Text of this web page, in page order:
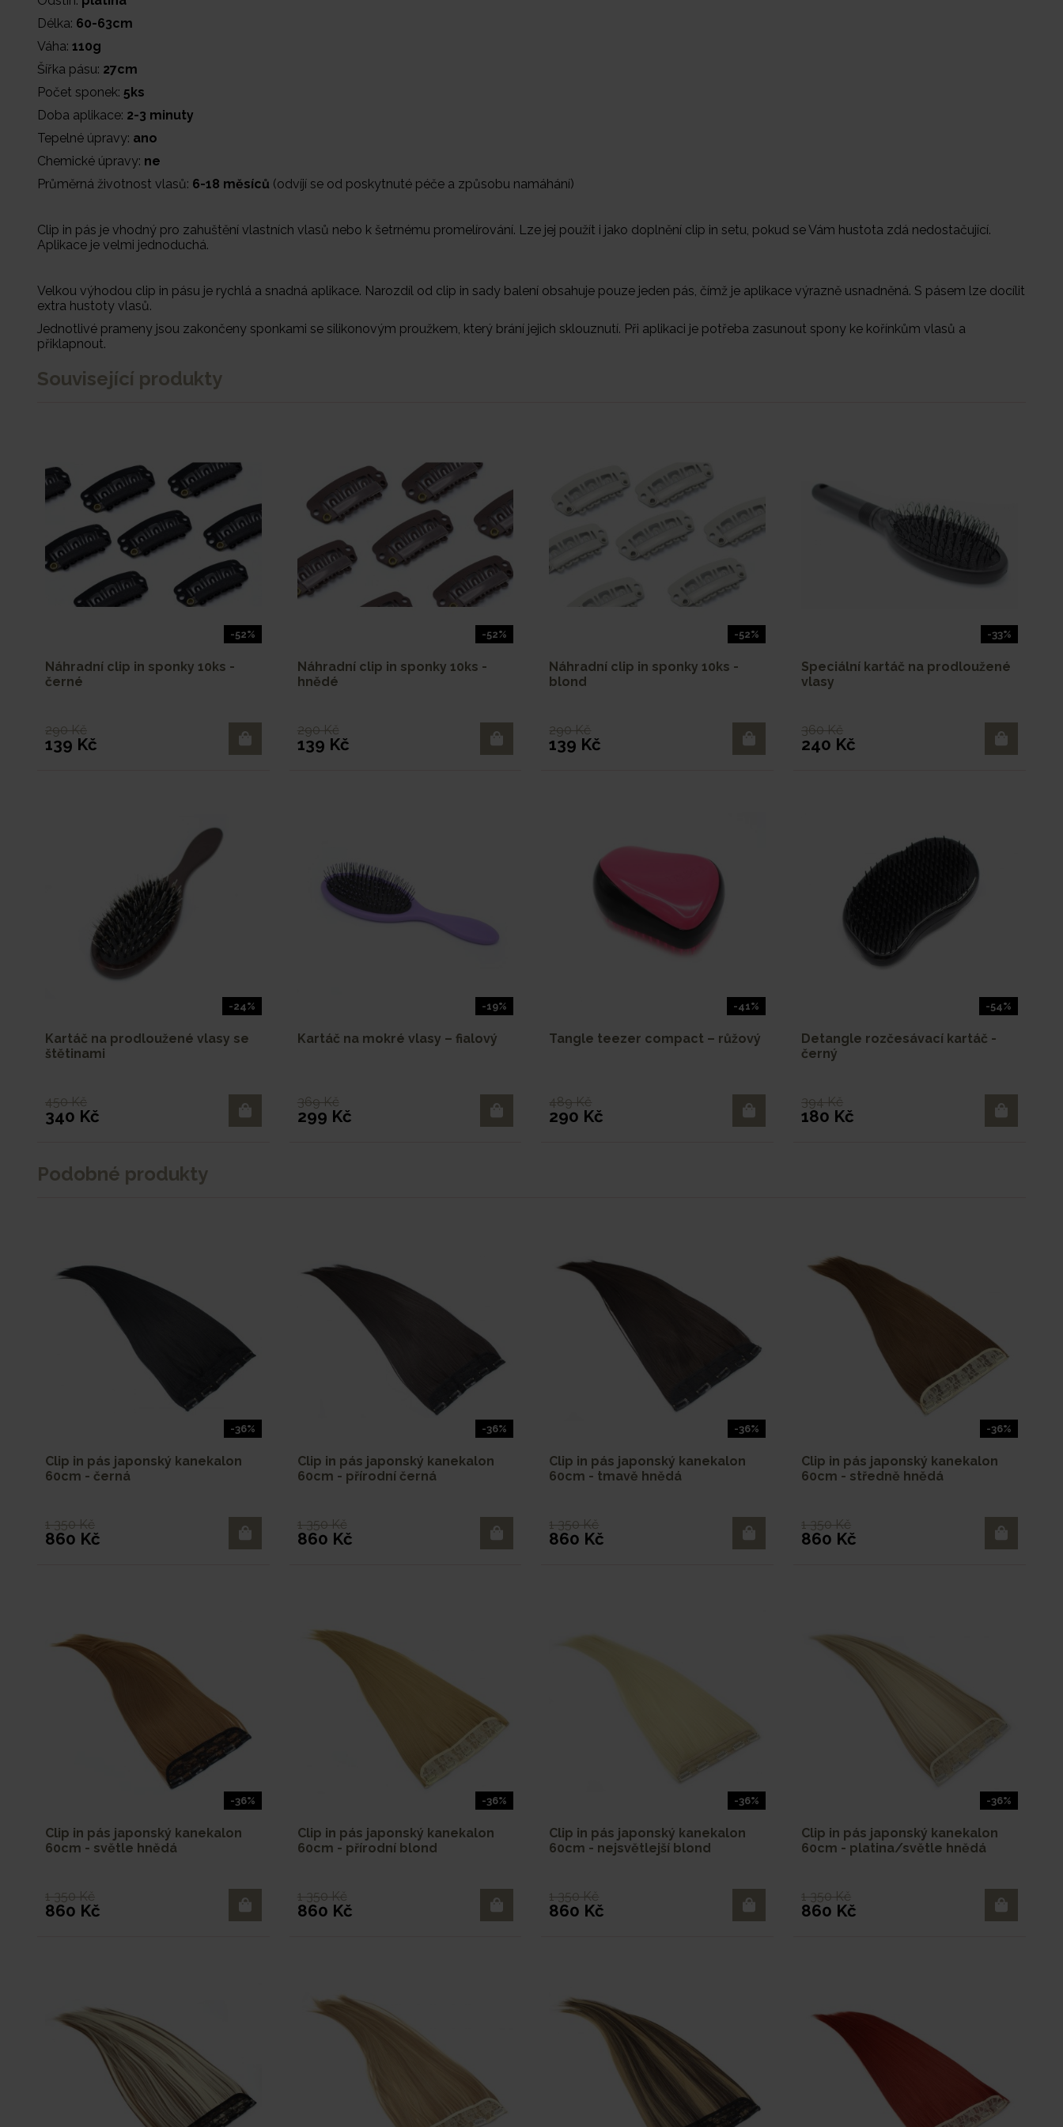
Délka: 60-63cm
Váha:110g
Šířka pásu: 27cm
Počet sponek: 5ks
Doba aplikace: 2-3 minuty
Tepelné úpravy: ano
Chemické úpravy: ne
Průměrná životnost vlasů: 6-18 měsíců (odvíjí se od poskytnuté péče a způsobu namáhání)
Clip in pás je vhodný pro zahuštění vlastních vlasů nebo k šetrnému promelírování. Lze jej použít i jako doplnění clip in setu, pokud se Vám hustota zdá nedostačující.
Aplikace je velmi jednoduchá.
Velkou výhodou clip in pásu je rychlá a snadná aplikace. Narozdíl od clip in sady balení obsahuje pouze jeden pás, čímž je aplikace výrazně usnadněná. S pásem lze docílit
extra hustoty vlasů.
Jednotlivé prameny jsou zakončeny sponkami se silikonovým proužkem, který brání jejich sklouznutí. Při aplikaci je potřeba zasunout spony ke kořínkům vlasů a
přiklapnout.
Související produkty
-52%
Náhradní clip in sponky 10ks -
černé
290 Kč
139 Kč
-52%
Náhradní clip in sponky 10ks -
hnědé
290 Kč
139 Kč
-52%
Náhradní clip in sponky 10ks -
blond
290 Kč
139 Kč
-33%
Speciální kartáč na prodloužené
vlasy
360 Kč
240 Kč
-24%
Kartáč na prodloužené vlasy se
štětinami
450 Kč
340 Kč
-19%
Kartáč na mokré vlasy – fialový
369 Kč
299 Kč
-41%
Tangle teezer compact – růžový
489 Kč
290 Kč
-54%
Detangle rozčesávací kartáč -
černý
394 Kč
180 Kč
Podobné produkty
-36%
Clip in pás japonský kanekalon
60cm - černá
1 350 Kč
860 Kč
-36%
Clip in pás japonský kanekalon
60cm - přírodní černá
1 350 Kč
860 Kč
-36%
Clip in pás japonský kanekalon
60cm - tmavě hnědá
1 350 Kč
860 Kč
-36%
Clip in pás japonský kanekalon
60cm - středně hnědá
1 350 Kč
860 Kč
-36%
Clip in pás japonský kanekalon
60cm - světle hnědá
1 350 Kč
860 Kč
-36%
Clip in pás japonský kanekalon
60cm - přírodní blond
1 350 Kč
860 Kč
-36%
Clip in pás japonský kanekalon
60cm - nejsvětlejší blond
1 350 Kč
860 Kč
-36%
Clip in pás japonský kanekalon
60cm - platina/světle hnědá
1 350 Kč
860 Kč